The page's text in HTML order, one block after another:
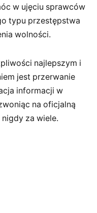
w ujęciu sprawców
typu przestępstwa
wolności.
najlepszym i
jest przerwanie
informacji w
na oficjalną
za wiele.